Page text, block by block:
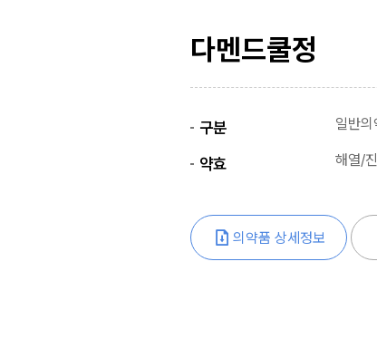
다멘드쿨정
구분 일반
약효 해열/
의약품 상세정보